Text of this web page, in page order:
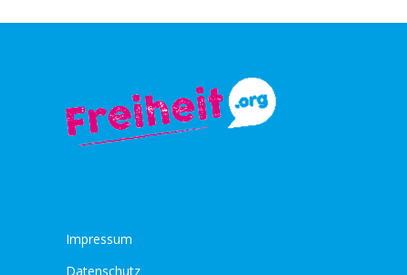
Impressum
Datenschutz